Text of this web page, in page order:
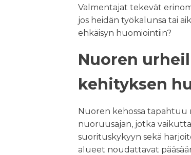
Valmentajat tekevät
jos heidän työkalunsa tai
ehkäisyn huomiointiin?
Nuoren
kehityksen
Nuoren kehossa tapahtuu
nuoruusajan, jotka
suorituskykyyn sekä
alueet noudattavat